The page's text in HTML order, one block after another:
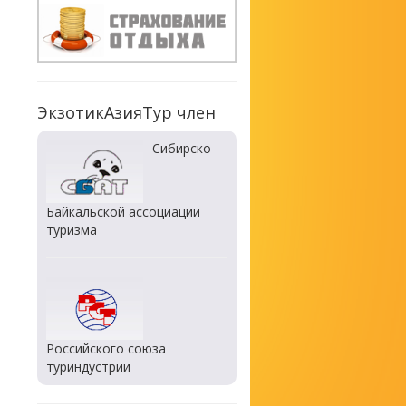
ЭкзотикАзияТур член
Сибирско-
Байкальской ассоциации
туризма
Российского союза
туриндустрии